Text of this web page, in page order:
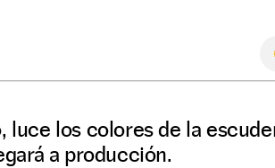
luce los colores de la
a producción.